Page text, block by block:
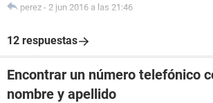
perez - 2 jun 2016 a las 21:46
12 respuestas
Encontrar un número telefónico
nombre y apellido